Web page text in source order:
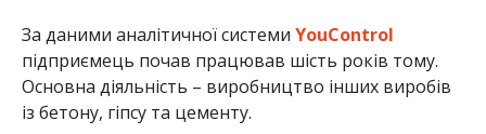
За даними аналітичної системи YouControl
підприємець почав працював шість років тому.
Основна діяльність – виробництво інших виробів
із бетону, гіпсу та цементу.